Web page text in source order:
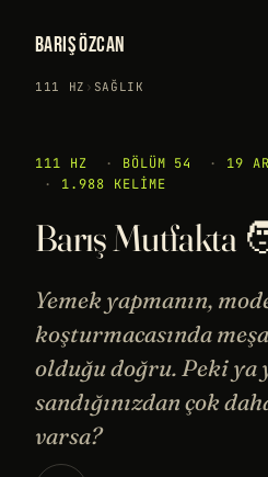
BARIŞ ÖZCAN
111 HZ › SAĞLIK
111 HZ · BÖLÜM 54 · 19
·
1.988 KELIME
Barış Mutfakta
Yemek yapmanın,
koşturmacasında
olduğu doğru. Peki ya
sandığınızdan çok
varsa?